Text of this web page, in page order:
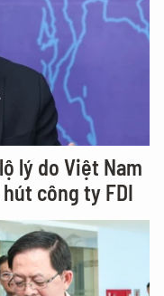
lý do Việt Nam
công ty FDI